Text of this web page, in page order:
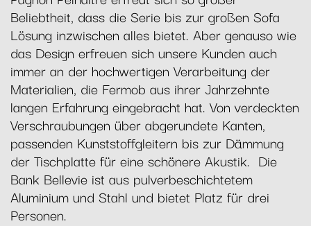
Beliebtheit, dass die Serie bis zur großen Sofa
Lösung inzwischen alles bietet. Aber genauso wie
das Design erfreuen sich unsere Kunden auch
immer an der hochwertigen Verarbeitung der
Materialien, die Fermob aus ihrer Jahrzehnte
langen Erfahrung eingebracht hat. Von verdeckten
Verschraubungen über abgerundete Kanten,
passenden Kunststoffgleitern bis zur Dämmung
der Tischplatte für eine schönere Akustik. Die
Bank Bellevie ist aus pulverbeschichtetem
Aluminium und Stahl und bietet Platz für drei
Personen.